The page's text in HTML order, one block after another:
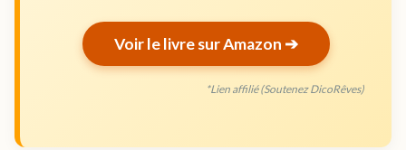
Voir le livre sur Amazon ➔
*Lien affilié (Soutenez DicoRêves)